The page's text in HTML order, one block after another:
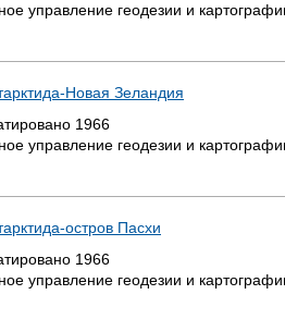
управление геодезии и
Новая Зеландия
1966
управление геодезии и
остров Пасхи
1966
управление геодезии и